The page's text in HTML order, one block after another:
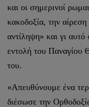
και οι σημερινοί
κακοδοξία, την
αντίληψη» και γι
εντολή του Παναγίου
του.
«Απευθύνουμε ένα
διέσωσε την